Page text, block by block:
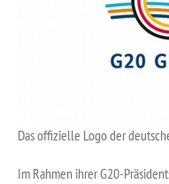
Das offizielle Logo der
Im Rahmen ihrer G20-